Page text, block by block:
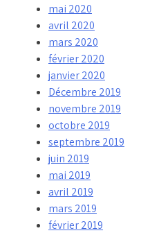
mai 2020
avril 2020
mars 2020
février 2020
janvier 2020
Décembre 2019
novembre 2019
octobre 2019
septembre 2019
juin 2019
mai 2019
avril 2019
mars 2019
février 2019